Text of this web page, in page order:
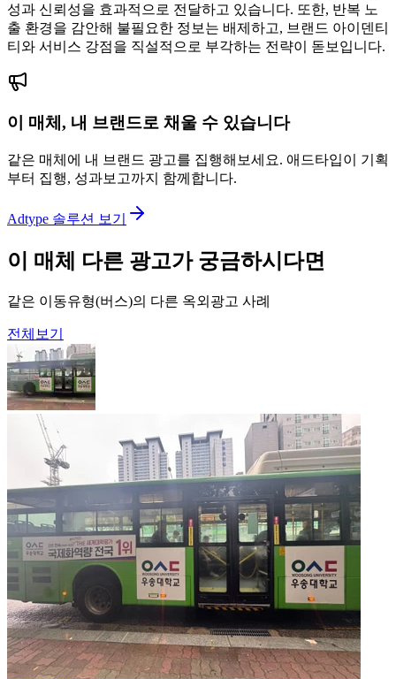
성과 신뢰성을 효과적으로 전달하고 있습니다. 또한, 반복 노
출 환경을 감안해 불필요한 정보는 배제하고, 브랜드 아이덴티
티와 서비스 강점을 직설적으로 부각하는 전략이 돋보입니다.
이 매체, 내 브랜드로 채울 수 있습니다
같은 매체에 내 브랜드 광고를 집행해보세요. 애드타입이 기획
부터 집행, 성과보고까지 함께합니다.
Adtype 솔루션 보기
이 매체 다른 광고가 궁금하시다면
같은 이동유형(버스)의 다른 옥외광고 사례
전체보기